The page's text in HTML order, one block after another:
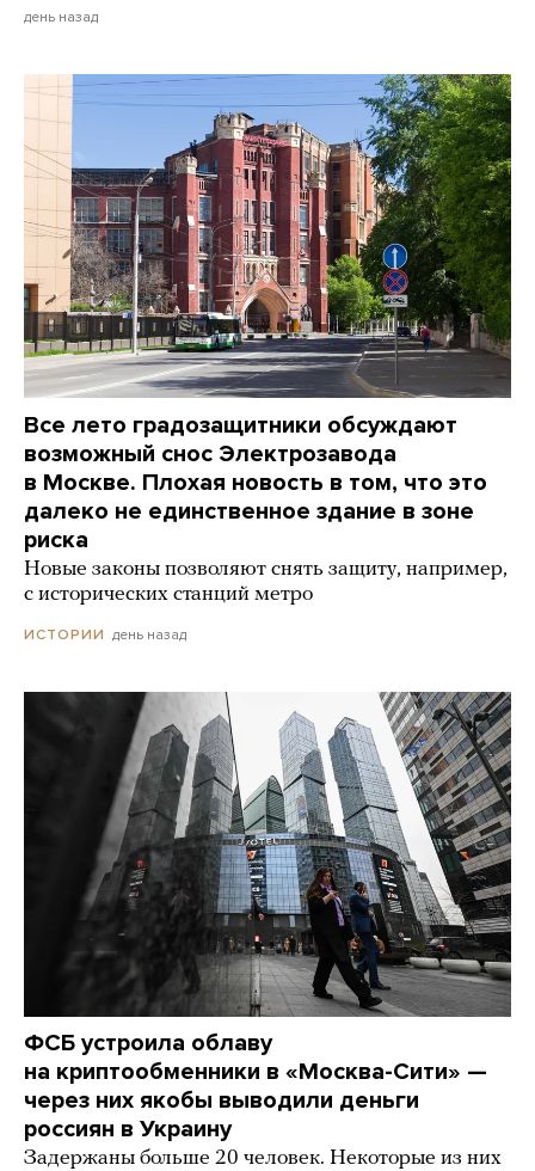
день назад
Все лето градозащитники обсуждают
возможный снос Электрозавода
в Москве. Плохая новость в том, что это
далеко не единственное здание в зоне
риска
Новые законы позволяют снять защиту, например,
с исторических станций метро
ИСТОРИИ день назад
ФСБ устроила облаву
на криптообменники в «Москва-Сити» —
через них якобы выводили деньги
россиян в Украину
Задержаны больше 20 человек. Некоторые из них